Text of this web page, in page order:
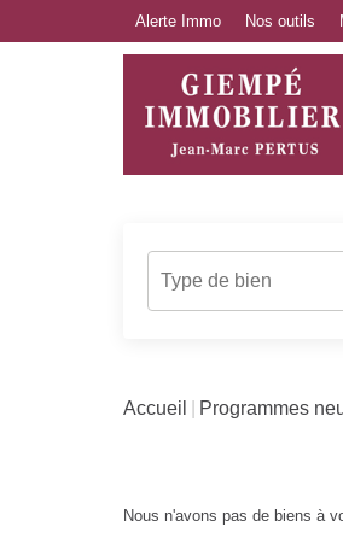
Alerte Immo Nos outils
Accueil Programmes
Nous n'avons pas de biens à